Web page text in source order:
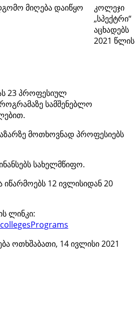
კოლეჯი
„სპექტრი“
აცხადებს
2021 წლის
23 პროფესიულ
სამშენებლო
მოთხოვნად პროფესიებს
სახელმწიფო.
12 ივლისიდან 20
ლინკი:
ოთხშაბათი, 14 ივლისი 2021